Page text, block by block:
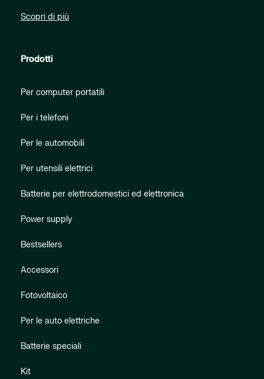
Scopri di più
Prodotti
Per computer portatili
Per i telefoni
Per le automobili
Per utensili elettrici
Batterie per elettrodomestici ed elettronica
Power supply
Bestsellers
Accessori
Fotovoltaico
Per le auto elettriche
Batterie speciali
Kit